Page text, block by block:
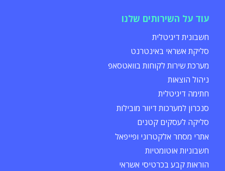
עוד על השירותים שלנו
חשבונית דיגיטלית
סליקת אשראי באינטרנט
מערכת שירות לקוחות בוואטסאפ
ניהול הוצאות
חתימה דיגיטלית
סנכרון למערכות דיוור מובילות
סליקה לעסקים קטנים
אתרי מסחר אלקטרוני ופייפאל
חשבוניות אוטומטיות
הוראות קבע בכרטיסי אשראי